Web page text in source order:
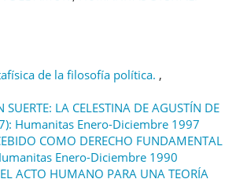
de la filosofía política. ,
LA CELESTINA DE AGUSTÍN DE
Humanitas Enero-Diciembre 1997
COMO DERECHO FUNDAMENTAL
Enero-Diciembre 1990
ACTO HUMANO PARA UNA TEORÍA